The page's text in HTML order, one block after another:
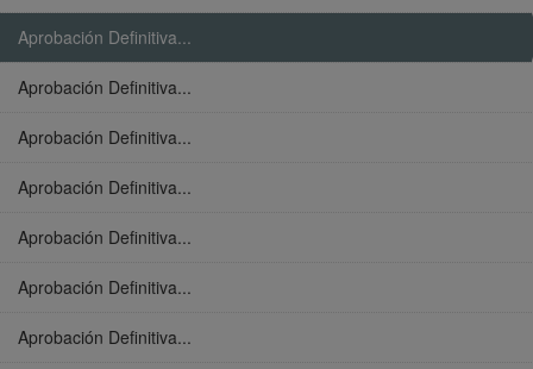
Aprobación Definitiva...
Aprobación Definitiva...
Aprobación Definitiva...
Aprobación Definitiva...
Aprobación Definitiva...
Aprobación Definitiva...
Aprobación Definitiva...